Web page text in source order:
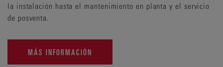
la instalación hasta el mantenimiento en planta y el servicio
de posventa.
MÁS INFORMACIÓN